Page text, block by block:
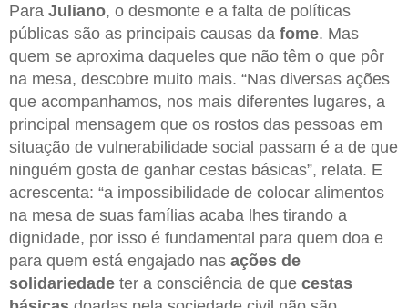
Para Juliano, o desmonte e a falta de políticas
públicas são as principais causas da fome. Mas
quem se aproxima daqueles que não têm o que pôr
na mesa, descobre muito mais. “Nas diversas ações
que acompanhamos, nos mais diferentes lugares, a
principal mensagem que os rostos das pessoas em
situação de vulnerabilidade social passam é a de que
ninguém gosta de ganhar cestas básicas”, relata. E
acrescenta: “a impossibilidade de colocar alimentos
na mesa de suas famílias acaba lhes tirando a
dignidade, por isso é fundamental para quem doa e
para quem está engajado nas ações de
solidariedade ter a consciência de que cestas